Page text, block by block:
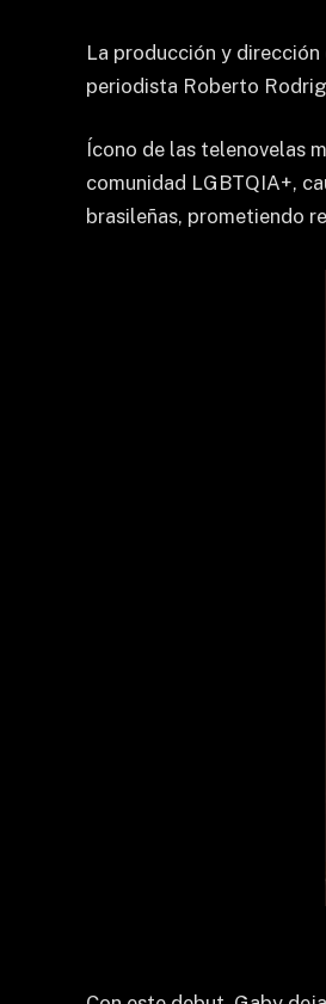
La producción y
periodista Roberto
Ícono de las telenovelas
comunidad LGBTQIA+,
brasileñas, prometiendo